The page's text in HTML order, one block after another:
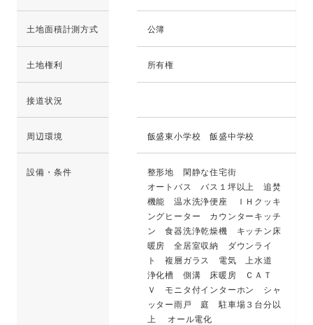
土地面積計測方式 公簿
土地権利 所有権
接道状況
周辺環境 飯盛東小学校 飯盛中学校
設備・条件
整形地 閑静な住宅街
オートバス バス１坪以上 追焚
機能 温水洗浄便座 ＩＨクッキ
ングヒーター カウンターキッチ
ン 食器洗浄乾燥機 キッチン床
暖房 全居室収納 ダウンライ
ト 複層ガラス 電気 上水道
浄化槽 側溝 床暖房 ＣＡＴ
Ｖ モニタ付インターホン シャ
ッター雨戸 庭 駐車場３台分以
上 オール電化